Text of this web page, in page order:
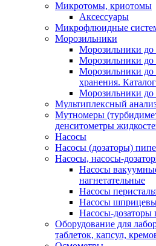
Микротомы, криотомы
Аксессуары
Микрофлюидные
Морозильники
Морозильники до
Морозильники до
Морозильники до
хранения. Каталог
Морозильники до
Мультиплексный
Мутномеры
денситометры
Насосы
Насосы (дозаторы)
Насосы, насосы-
Насосы
нагнетательные
Насосы
Насосы
Насосы-дозаторы
Оборудование для
таблеток, капсул,